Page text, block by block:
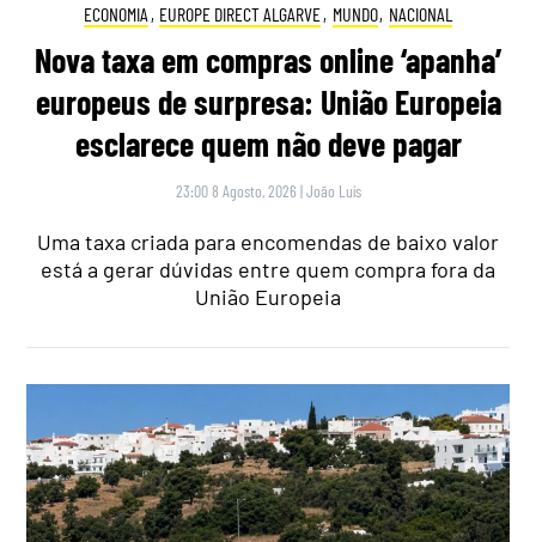
ECONOMIA , EUROPE DIRECT ALGARVE, MUNDO, NACIONAL
Nova taxa em compras online ‘apanha’
europeus de surpresa: União Europeia
esclarece quem não deve pagar
23:00 8 Agosto, 2026 |João Luís
Uma taxa criada para encomendas de baixo valor
está a gerar dúvidas entre quem compra fora da
União Europeia